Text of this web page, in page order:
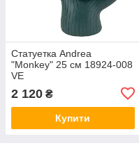
Статуетка Andrea
"Monkey" 25 см 18924-008
VE
2 120 ₴
Купити